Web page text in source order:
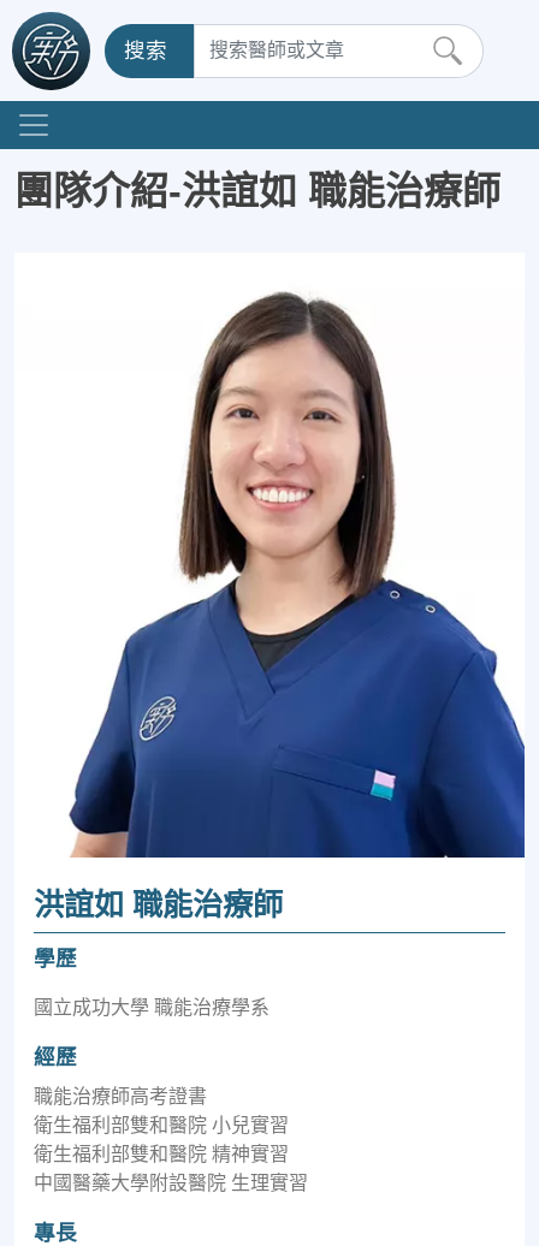
搜索
團隊介紹-洪誼如 職能治療師
洪誼如 職能治療師
學歷
國立成功大學 職能治療學系
經歷
職能治療師高考證書
衛生福利部雙和醫院 小兒實習
衛生福利部雙和醫院 精神實習
中國醫藥大學附設醫院 生理實習
專長